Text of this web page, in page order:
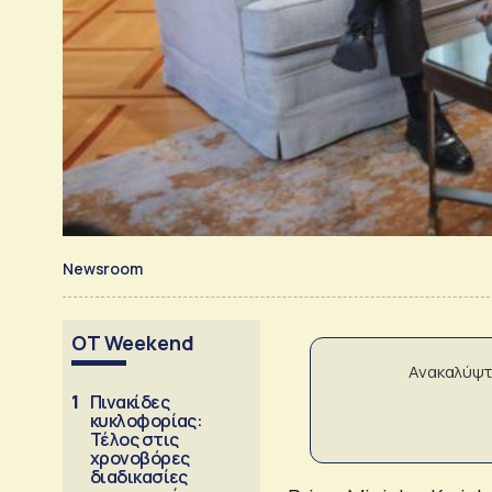
Newsroom
OT Weekend
1 Πινακίδες
κυκλοφορίας:
Τέλος στις
χρονοβόρες
διαδικασίες